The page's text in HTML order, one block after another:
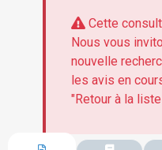
Cette
Nous vous
nouvelle
les avis en
"Retour à la